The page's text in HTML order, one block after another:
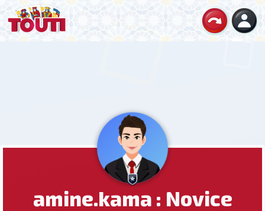
amine.kama : Novice